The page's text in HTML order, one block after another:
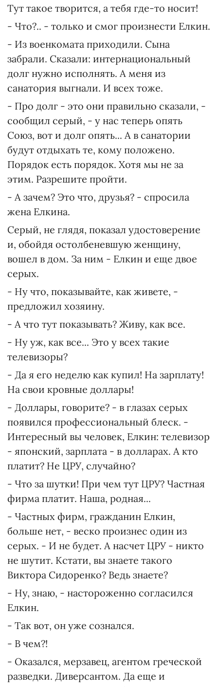
Тут такое творится, а тебя где-то носит!
- Что?.. - только и смог произнести Елкин.
- Из военкомата приходили. Сына
забрали. Сказали: интернациональный
долг нужно исполнять. А меня из
санатория выгнали. И всех тоже.
- Про долг - это они правильно сказали, -
сообщил серый, - у нас теперь опять
Союз, вот и долг опять... А в санатории
будут отдыхать те, кому положено.
Порядок есть порядок. Хотя мы не за
этим. Разрешите пройти.
- А зачем? Это что, друзья? - спросила
жена Елкина.
Серый, не глядя, показал удостоверение
и, обойдя остолбеневшую женщину,
вошел в дом. За ним - Елкин и еще двое
серых.
- Ну что, показывайте, как живете, -
предложил хозяину.
- А что тут показывать? Живу, как все.
- Ну уж, как все... Это у всех такие
телевизоры?
- Да я его неделю как купил! На зарплату!
На свои кровные доллары!
- Доллары, говорите? - в глазах серых
появился профессиональный блеск. -
Интересный вы человек, Елкин: телевизор
- японский, зарплата - в долларах. А кто
платит? Не ЦРУ, случайно?
- Что за шутки! При чем тут ЦРУ? Частная
фирма платит. Наша, родная...
- Частных фирм, гражданин Елкин,
больше нет, - веско произнес один из
серых. - И не будет. А насчет ЦРУ - никто
не шутит. Кстати, вы знаете такого
Виктора Сидоренко? Ведь знаете?
- Ну, знаю, - настороженно согласился
Елкин.
- Так вот, он уже сознался.
- В чем?!
- Оказался, мерзавец, агентом греческой
разведки. Диверсантом. Да еще и